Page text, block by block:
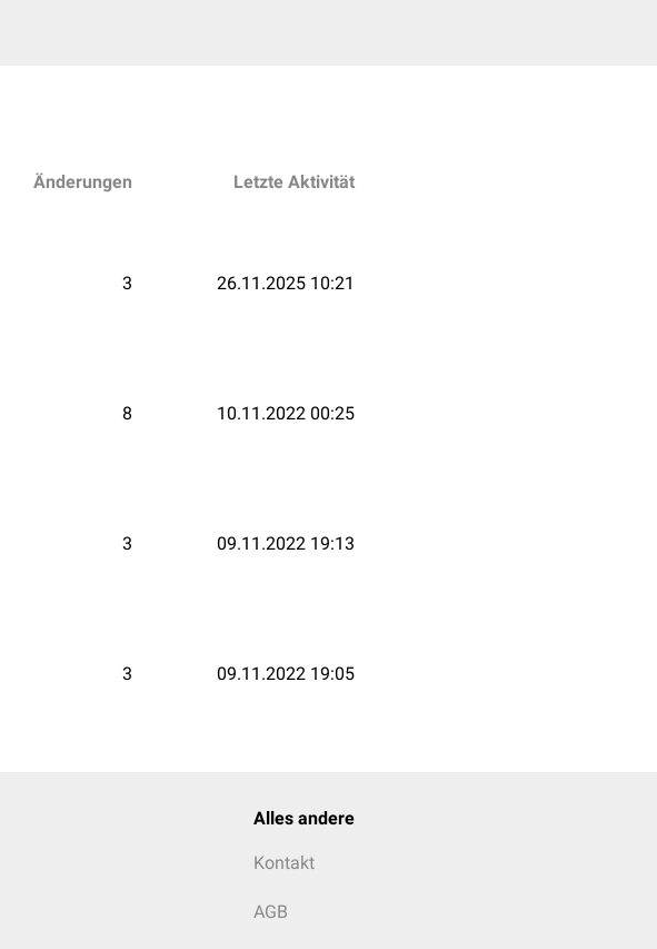
Änderungen Letzte Aktivität
3 26.11.2025 10:21
8 10.11.2022 00:25
3 09.11.2022 19:13
3 09.11.2022 19:05
Alles andere
Kontakt
AGB